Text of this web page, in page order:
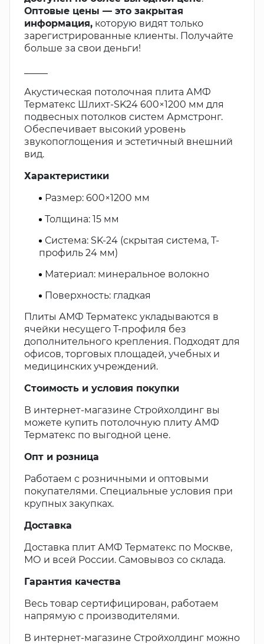
Оптовые цены — это закрытая
информация, которую видят только
зарегистрированные клиенты. Получайте
больше за свои деньги!
Акустическая потолочная плита АМФ
Терматекс Шлихт-SK24 600×1200 мм для
подвесных потолков систем Армстронг.
Обеспечивает высокий уровень
звукопоглощения и эстетичный внешний
вид.
Характеристики
Размер: 600×1200 мм
Толщина: 15 мм
Система: SK-24 (скрытая система, Т-
профиль 24 мм)
Материал: минеральное волокно
Поверхность: гладкая
Плиты АМФ Терматекс укладываются в
ячейки несущего Т-профиля без
дополнительного крепления. Подходят для
офисов, торговых площадей, учебных и
медицинских учреждений.
Стоимость и условия покупки
В интернет-магазине Стройхолдинг вы
можете купить потолочную плиту АМФ
Терматекс по выгодной цене.
Опт и розница
Работаем с розничными и оптовыми
покупателями. Специальные условия при
крупных закупках.
Доставка
Доставка плит АМФ Терматекс по Москве,
МО и всей России. Самовывоз со склада.
Гарантия качества
Весь товар сертифицирован, работаем
напрямую с производителями.
В интернет-магазине Стройхолдинг можно